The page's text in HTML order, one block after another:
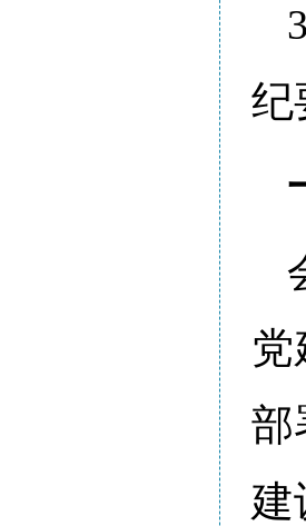
纪
党
部
建